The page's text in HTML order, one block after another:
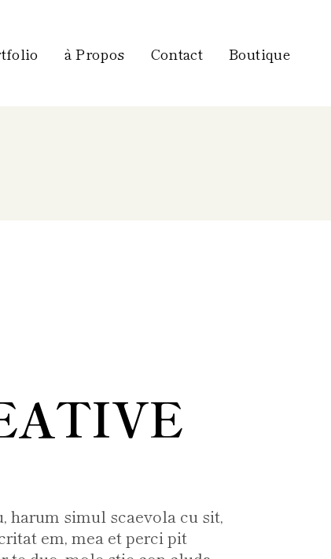
à Propos Contact Boutique
harum simul scaevola cu sit,
em, mea et perci pit